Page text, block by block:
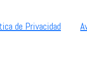
de Privacidad